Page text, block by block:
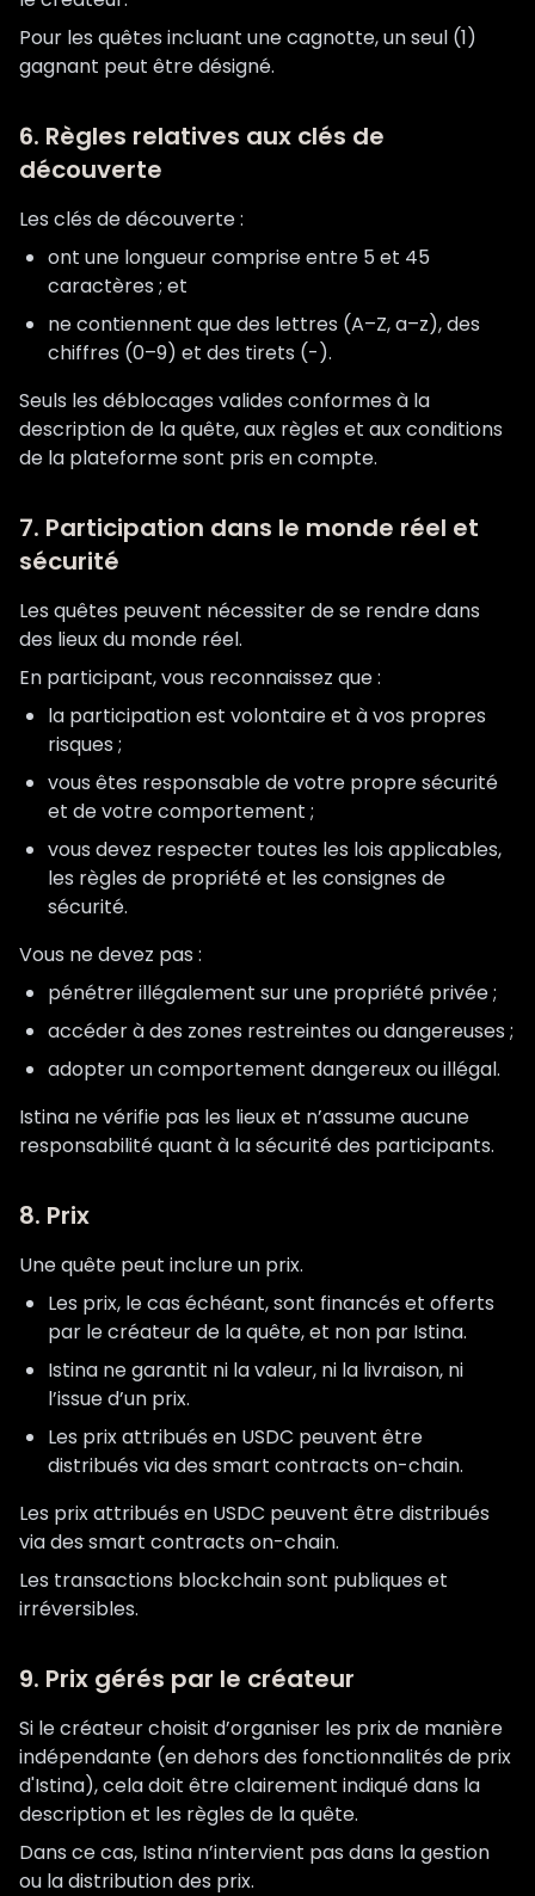
Pour les quêtes incluant une cagnotte, un seul (1)
gagnant peut être désigné.
6. Règles relatives aux clés de
découverte
Les clés de découverte :
ont une longueur comprise entre 5 et 45
caractères ; et
ne contiennent que des lettres (A–Z, a–z), des
chiffres (0–9) et des tirets (-).
Seuls les déblocages valides conformes à la
description de la quête, aux règles et aux conditions
de la plateforme sont pris en compte.
7. Participation dans le monde réel et
sécurité
Les quêtes peuvent nécessiter de se rendre dans
des lieux du monde réel.
En participant, vous reconnaissez que :
la participation est volontaire et à vos propres
risques ;
vous êtes responsable de votre propre sécurité
et de votre comportement ;
vous devez respecter toutes les lois applicables,
les règles de propriété et les consignes de
sécurité.
Vous ne devez pas :
pénétrer illégalement sur une propriété privée ;
accéder à des zones restreintes ou dangereuses ;
adopter un comportement dangereux ou illégal.
Istina ne vérifie pas les lieux et n’assume aucune
responsabilité quant à la sécurité des participants.
8. Prix
Une quête peut inclure un prix.
Les prix, le cas échéant, sont financés et offerts
par le créateur de la quête, et non par Istina.
Istina ne garantit ni la valeur, ni la livraison, ni
l’issue d’un prix.
Les prix attribués en USDC peuvent être
distribués via des smart contracts on-chain.
Les prix attribués en USDC peuvent être distribués
via des smart contracts on-chain.
Les transactions blockchain sont publiques et
irréversibles.
9. Prix gérés par le créateur
Si le créateur choisit d’organiser les prix de manière
indépendante (en dehors des fonctionnalités de prix
d'Istina), cela doit être clairement indiqué dans la
description et les règles de la quête.
Dans ce cas, Istina n’intervient pas dans la gestion
ou la distribution des prix.